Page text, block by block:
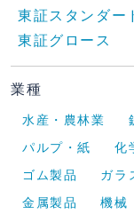
東証スタンダー
東証グロース
業種
水産・農林業
パルプ・紙
化
ゴム製品
ガラ
金属製品
機械